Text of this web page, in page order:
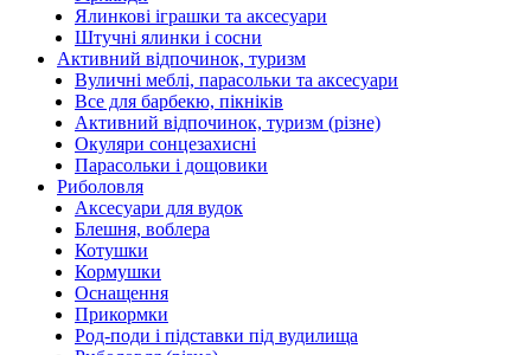
Ялинкові іграшки та аксесуари
Штучні ялинки і сосни
Активний відпочинок, туризм
Вуличні меблі, парасольки та аксесуари
Все для барбекю, пікніків
Активний відпочинок, туризм (різне)
Окуляри сонцезахисні
Парасольки і дощовики
Риболовля
Аксесуари для вудок
Блешня, воблера
Котушки
Кормушки
Оснащення
Прикормки
Род-поди і підставки під вудилища